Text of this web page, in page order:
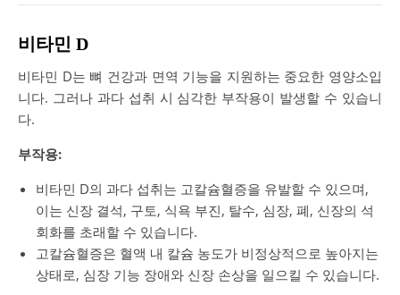
비타민 D
비타민 D는 뼈 건강과 면역 기능을 지원하는 중요한 영양소입
니다. 그러나 과다 섭취 시 심각한 부작용이 발생할 수 있습니
다.
부작용:
비타민 D의 과다 섭취는 고칼슘혈증을 유발할 수 있으며,
이는 신장 결석, 구토, 식욕 부진, 탈수, 심장, 폐, 신장의 석
회화를 초래할 수 있습니다​.
고칼슘혈증은 혈액 내 칼슘 농도가 비정상적으로 높아지는
상태로, 심장 기능 장애와 신장 손상을 일으킬 수 있습니다.